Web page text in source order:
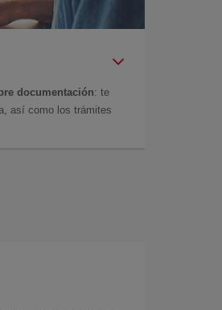
documentación: te
así como los trámites